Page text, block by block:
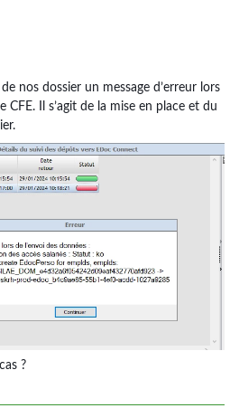
nos dossier un message d’erreur lors
Il s’agit de la mise en place et du
?